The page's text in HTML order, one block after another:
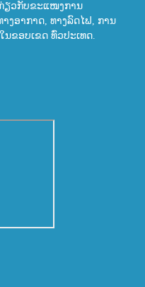
ຽວກັບຂະແໜງການ
ງອາກາດ, ທາງລົດໄຟ, ການ
ນຂອບເຂດ ທົ່ວປະເທດ.